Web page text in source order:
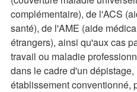
complémentaire), de l'ACS
santé), de l'AME (aide
étrangers), ainsi qu'aux cas
travail ou maladie
dans le cadre d'un
établissement conventionné,